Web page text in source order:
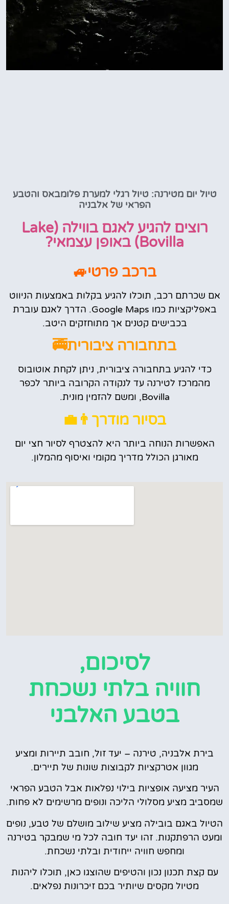
טיול יום מטירנה: טיול רגלי למערת פלומבאס והטבע
הפראי של אלבניה
רוצים להגיע לאגם בווילה (Lake
Bovilla) באופן עצמאי?
ברכב פרטי🚙
אם שכרתם רכב, תוכלו להגיע בקלות באמצעות הניווט
באפליקציות כמו Google Maps. הדרך לאגם עוברת
בכבישים קטנים אך מתוחזקים היטב.
בתחבורה ציבורית🚎
כדי להגיע בתחבורה ציבורית, ניתן לקחת אוטובוס
מהמרכז לטירנה עד לנקודה הקרובה ביותר לכפר
Bovilla, ומשם להזמין מונית.
בסיור מודרך👨‍💼
האפשרות הנוחה ביותר היא להצטרף לסיור חצי יום
מאורגן הכולל מדריך מקומי ואיסוף מהמלון.
לסיכום,
חוויה בלתי נשכחת
בטבע האלבני
בירת אלבניה, טירנה – יעד זול, חובב תיירות ומציע
מגוון אטרקציות לקבוצות שונות של תיירים.
העיר מציעה אופציות בילוי נפלאות אבל הטבע הפראי
שמסביב מציע מסלולי הליכה ונופים מרשימים לא פחות.
הטיול באגם בובילה מציע שילוב מושלם של טבע, נופים
ומעט הרפתקנות. זהו יעד חובה לכל מי שמבקר בטירנה
ומחפש חוויה ייחודית ובלתי נשכחת.
עם קצת תכנון נכון והטיפים שהוצגו כאן, תוכלו ליהנות
מטיול מקסים שיותיר בכם זיכרונות נפלאים.